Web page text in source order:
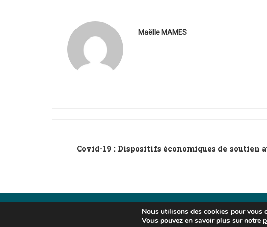
Maëlle MAMES
Covid-19 : Dispositifs économiques de soutien
Tous droits réservés © 2024 IMFPA -Mentions légales -
Nous utilisons des cookies pour vous
Vous pouvez en savoir plus sur notre